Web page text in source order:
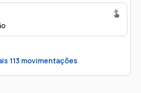
113 movimentações